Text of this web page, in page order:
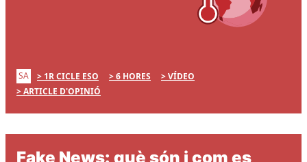
SA 1R CICLE ESO 6 HORES
VÍDEO
ARTICLE D'OPINIÓ
Fake News: què són i com es